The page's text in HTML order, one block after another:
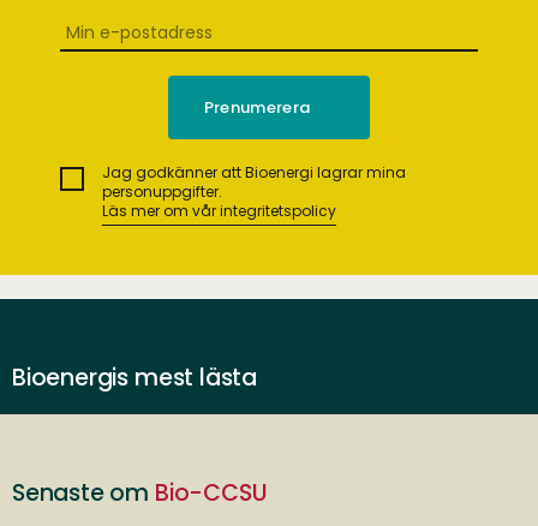
Jag godkänner att Bioenergi lagrar mina
personuppgifter.
Läs mer om vår integritetspolicy
Bioenergis mest lästa
Senaste om Bio-CCSU